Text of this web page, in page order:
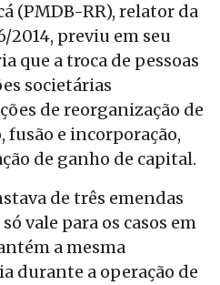
(PMDB-RR), relator da
2014, previu em seu
que a troca de pessoas
societárias
de reorganização de
fusão e incorporação,
de ganho de capital.
de três emendas
vale para os casos em
a mesma
durante a operação de